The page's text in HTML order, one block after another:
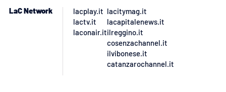
LaC Network
lacplay.it
lactv.it
laconair.it
lacitymag.it
lacapitalenews.it
ilreggino.it
cosenzachannel.it
ilvibonese.it
catanzarochannel.it